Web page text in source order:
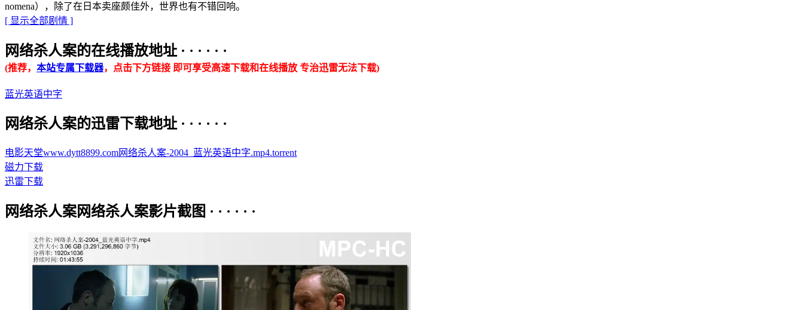
nomena），除了在日本卖座颇佳外，世界也有不错回响。
[ 显示全部剧情 ]
网络杀人案的在线播放地址 · · · · · ·
(推荐， 本站专属下载器，点击下方链接 即可享受高速下载和在线播放 专治迅雷无法下载)
蓝光英语中字
网络杀人案的迅雷下载地址 · · · · · ·
电影天堂www.dytt8899.com网络杀人案-2004_蓝光英语中字.mp4.torrent
磁力下载
迅雷下载
网络杀人案网络杀人案影片截图 · · · · · ·